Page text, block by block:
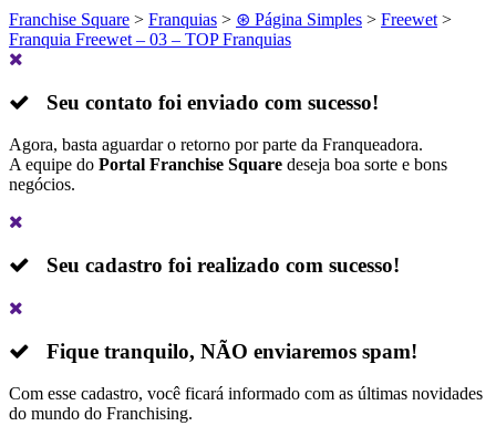
Franchise Square > Franquias > ⊛ Página Simples > Freewet >
Franquia Freewet – 03 – TOP Franquias
Seu contato foi enviado com sucesso!
Agora, basta aguardar o retorno por parte da Franqueadora.
A equipe do Portal Franchise Square deseja boa sorte e bons
negócios.
Seu cadastro foi realizado com sucesso!
Fique tranquilo, NÃO enviaremos spam!
Com esse cadastro, você ficará informado com as últimas novidades
do mundo do Franchising.